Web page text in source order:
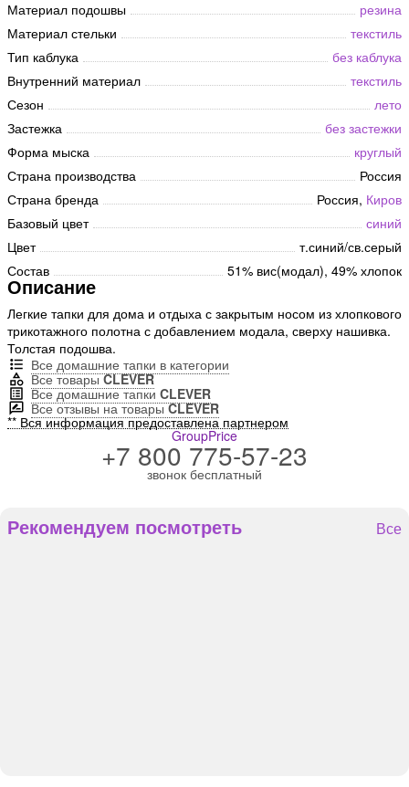
Материал подошвы
резина
Материал стельки
текстиль
Тип каблука
без каблука
Внутренний материал
текстиль
Сезон
лето
Застежка
без застежки
Форма мыска
круглый
Страна производства
Россия
Страна бренда
Россия, Киров
Базовый цвет
синий
Цвет
т.синий/св.серый
Состав
51% вис(модал), 49% хлопок
Описание
Легкие тапки для дома и отдыха с закрытым носом из хлопкового
трикотажного полотна с добавлением модала, сверху нашивка.
Толстая подошва.
Все домашние тапки в категории
Все товарыCLEVER
Все домашние тапки CLEVER
Все отзывы на товарыCLEVER
** Вся информация предоставлена партнером
GroupPrice
+7 800 775-57-23
звонок бесплатный
Рекомендуем посмотреть Все